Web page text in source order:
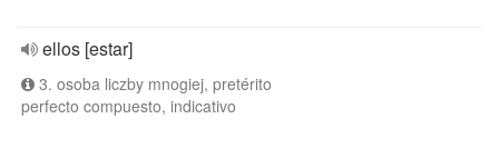
ellos [estar]
3. osoba liczby mnogiej, pretérito
perfecto compuesto, indicativo